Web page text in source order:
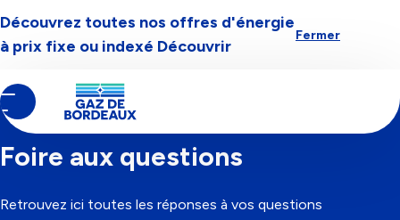
Aller à la navigation Aller au contenuAller au pied-de-page
Découvrez toutes nos offres d'énergie
à prix fixe ou indexé Découvrir
Fermer
Contenu
principal
d'Ariane
Accueil
Foire aux questions
Retrouvez ici toutes les réponses à vos questions